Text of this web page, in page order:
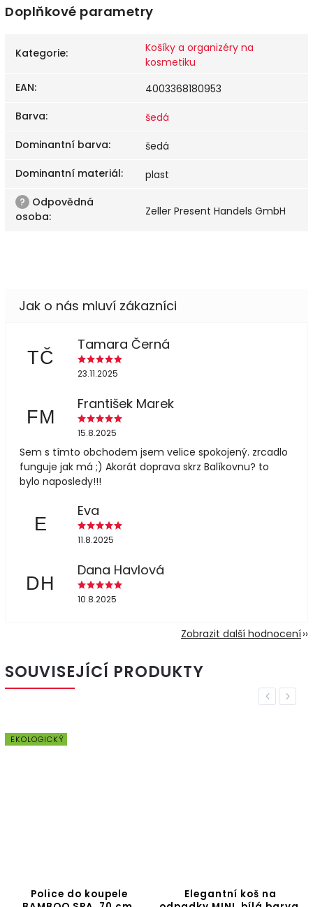
Doplňkové parametry
Kategorie:
Košíky a organizéry na
kosmetiku
EAN:
4003368180953
Barva:
šedá
Dominantní barva:
šedá
Dominantní materiál:
plast
? Odpovědná
osoba: Zeller Present Handels GmbH
TČ
Tamara Černá
23.11.2025
FM
František Marek
15.8.2025
Sem s tímto obchodem jsem velice spokojený. zrcadlo
funguje jak má ;) Akorát doprava skrz Balíkovnu? to
bylo naposledy!!!
E
Eva
11.8.2025
DH
Dana Havlová
10.8.2025
Zobrazit další hodnocení
SOUVISEJÍCÍ PRODUKTY
Previous
EKOLOGICKÝ
Police do koupele
Elegantní koš na
Next